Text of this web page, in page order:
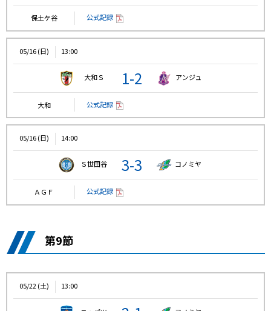
保土ケ谷 公式記録
05/16 (日) 13:00
大和Ｓ 1-2 アンジュ
大和 公式記録
05/16 (日) 14:00
Ｓ世田谷 3-3 コノミヤ
ＡＧＦ 公式記録
第9節
05/22 (土) 13:00